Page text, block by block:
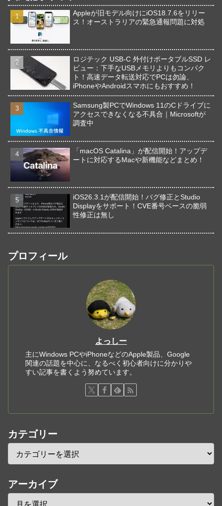
Appleが旧モデル向けにiOS18.7.6をリリー
ス！オーストラリアの緊急通報問題に対処
ロジテック USB-C 外付けポータブルSSD レ
ビュー：下手なUSBメモリよりもコンパク
ト！高速データ転送対応でPCは勿論、
iPhoneやAndroidスマホにもおすすめ！
Samsung製PCでWindows 11のCドライブに
アクセスできなくなる不具合｜Microsoftが
調査中
「macOS Catalina」が配信開始！アップデ
ートに対応するMacや新機能などまとめ！
iOS26.3.1が配信開始！バグ修正とStudio
Displayをサポート！CVE番号ベースの脆弱
性修正は無し
プロフィール
よっしー
主にWindows PCやiPhoneなどのApple製品、Google
関連の話題を中心に、なるべく初心者向けに分かりや
すい記事を書くよう努めています。
カテゴリー
アーカイブ